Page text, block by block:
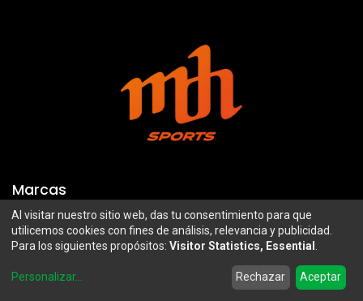
Wishlist Account
Marcas
Troy Lee Designs
100%
Airoh
Mazawi
SIDI
Al visitar nuestro sitio web, das tu consentimiento para que
utilicemos cookies con fines de análisis, relevancia y publicidad.
Para los siguientes propósitos: Visitor Statistics, Essential
Personalizar... Rechazar Aceptar